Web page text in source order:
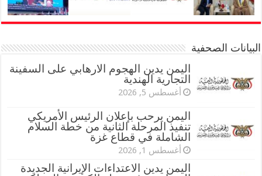
البيانات الصحفية
اليمن يدين الهجوم الارهابي على السفينة
التجارية الهندية
أغسطس 5, 2026
اليمن يرحب بإعلان الرئيس الأمريكي
تنفيذ المرحلة الثانية من خطة السلام
الشاملة في قطاع غزة
أغسطس 1, 2026
اليمن يدين الاعتداءات الإيرانية الجديدة